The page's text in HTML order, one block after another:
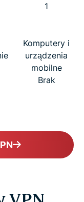
1
Komputery i
urządzenia
mobilne
Brak